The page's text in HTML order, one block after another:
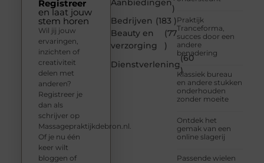
Aanbiedingen
)
Bedrijven (183 )
Beauty en
verzorging
(77
)
Dienstverlening
(60
)
Praktijk
Tranceforma,
succes door een
andere
benadering
Klassiek bureau
en andere stukken
onderhouden
zonder moeite
Ontdek het
gemak van een
online slagerij
Passende wielen
Registreer
en laat jouw
stem horen
Wil jij jouw
ervaringen,
inzichten of
creativiteit
delen met
anderen?
Registreer je
dan als
schrijver op
Massagepraktijkdebron.nl.
Of je nu één
keer wilt
bloggen of